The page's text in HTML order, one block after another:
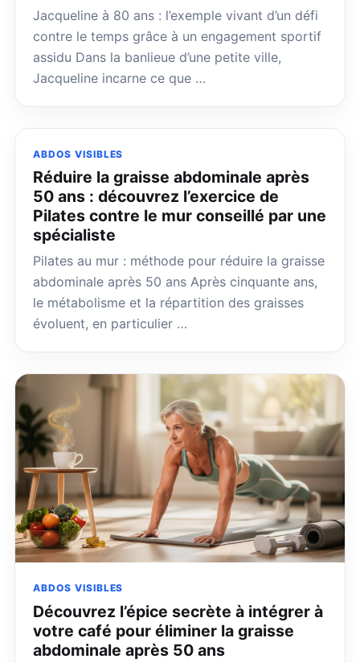
Jacqueline à 80 ans : l’exemple vivant d’un défi
contre le temps grâce à un engagement sportif
assidu Dans la banlieue d’une petite ville,
Jacqueline incarne ce que …
ABDOS VISIBLES
Réduire la graisse abdominale après
50 ans : découvrez l’exercice de
Pilates contre le mur conseillé par une
spécialiste
Pilates au mur : méthode pour réduire la graisse
abdominale après 50 ans Après cinquante ans,
le métabolisme et la répartition des graisses
évoluent, en particulier …
ABDOS VISIBLES
Découvrez l’épice secrète à intégrer à
votre café pour éliminer la graisse
abdominale après 50 ans